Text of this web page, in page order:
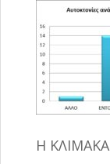
Η ΚΛΙΜΑΚΑ